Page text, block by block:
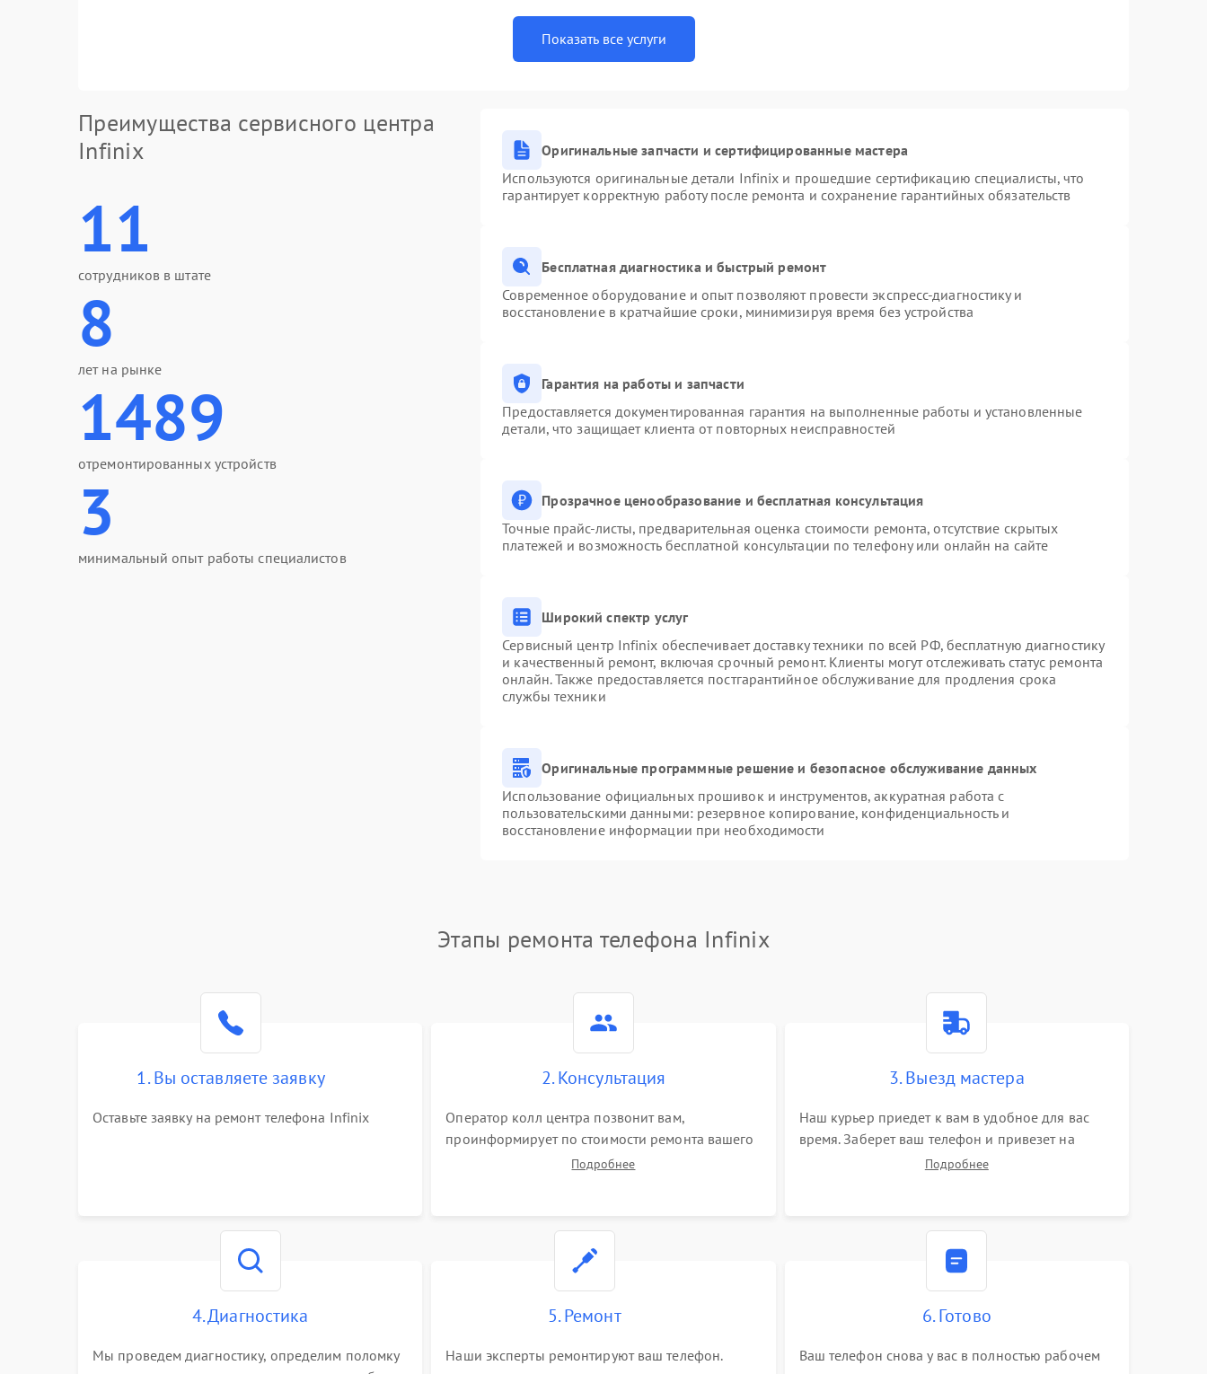
Показать все услуги
Преимущества сервисного центра
Infinix
11
сотрудников в штате
8
лет на рынке
1489
отремонтированных устройств
3
минимальный опыт работы специалистов
Оригинальные запчасти и сертифицированные мастера
Используются оригинальные детали Infinix и прошедшие сертификацию специалисты, что
гарантирует корректную работу после ремонта и сохранение гарантийных обязательств
Бесплатная диагностика и быстрый ремонт
Современное оборудование и опыт позволяют провести экспресс-диагностику и
восстановление в кратчайшие сроки, минимизируя время без устройства
Гарантия на работы и запчасти
Предоставляется документированная гарантия на выполненные работы и установленные
детали, что защищает клиента от повторных неисправностей
Прозрачное ценообразование и бесплатная консультация
Точные прайс-листы, предварительная оценка стоимости ремонта, отсутствие скрытых
платежей и возможность бесплатной консультации по телефону или онлайн на сайте
Широкий спектр услуг
Сервисный центр Infinix обеспечивает доставку техники по всей РФ, бесплатную диагностику
и качественный ремонт, включая срочный ремонт. Клиенты могут отслеживать статус ремонта
онлайн. Также предоставляется постгарантийное обслуживание для продления срока
службы техники
Оригинальные программные решение и безопасное обслуживание данных
Использование официальных прошивок и инструментов, аккуратная работа с
пользовательскими данными: резервное копирование, конфиденциальность и
восстановление информации при необходимости
Этапы ремонта телефона Infinix
1. Вы оставляете заявку
Оставьте заявку на ремонт телефона Infinix
2. Консультация
Оператор колл центра позвонит вам,
проинформирует по стоимости ремонта вашего
телефона а также ответит на все ваши вопросы.
Подробнее
3. Выезд мастера
Наш курьер приедет к вам в удобное для вас
время. Заберет ваш телефон и привезет на
склад для диагностики.Подробнее
4. Диагностика
Мы проведем диагностику, определим поломку
5. Ремонт
Наши эксперты ремонтируют ваш телефон.
6. Готово
Ваш телефон снова у вас в полностью рабочем